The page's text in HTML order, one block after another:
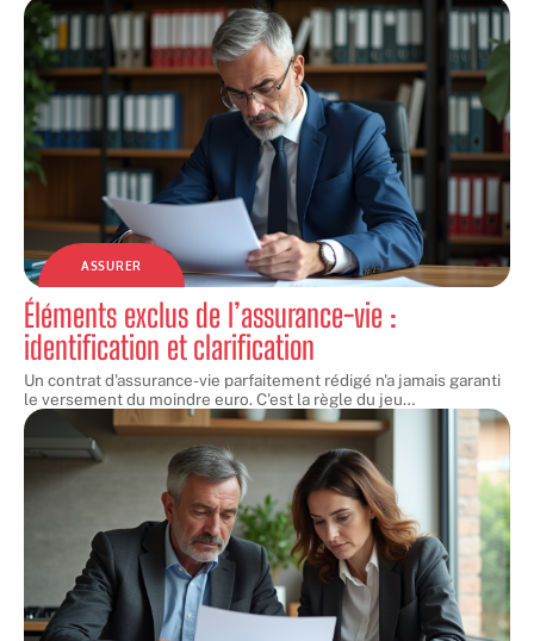
ASSURER
Éléments exclus de l’assurance-vie :
identification et clarification
Un contrat d'assurance-vie parfaitement rédigé n'a jamais garanti
le versement du moindre euro. C'est la règle du jeu…